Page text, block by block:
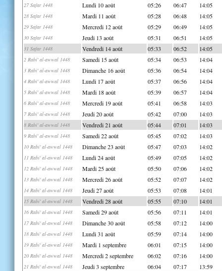
27 Safar 1448 Lundi 10 août 05:26 06:47 14:05
28 Safar 1448 Mardi 11 août 05:28 06:48 14:05
29 Safar 1448 Mercredi 12 août 05:29 06:49 14:05
30 Safar 1448 Jeudi 13 août 05:31 06:51 14:05
31 Safar 1448 Vendredi 14 août 05:33 06:52 14:05
2 Rabi' al-awwal 1448 Samedi 15 août 05:34 06:53 14:04
3 Rabi' al-awwal 1448 Dimanche 16 août 05:36 06:54 14:04
4 Rabi' al-awwal 1448 Lundi 17 août 05:37 06:56 14:04
5 Rabi' al-awwal 1448 Mardi 18 août 05:39 06:57 14:04
6 Rabi' al-awwal 1448 Mercredi 19 août 05:41 06:58 14:03
7 Rabi' al-awwal 1448 Jeudi 20 août 05:42 07:00 14:03
8 Rabi' al-awwal 1448 Vendredi 21 août 05:44 07:01 14:03
9 Rabi' al-awwal 1448 Samedi 22 août 05:45 07:02 14:03
10 Rabi' al-awwal 1448 Dimanche 23 août 05:47 07:03 14:02
11 Rabi' al-awwal 1448 Lundi 24 août 05:49 07:05 14:02
12 Rabi' al-awwal 1448 Mardi 25 août 05:50 07:06 14:02
13 Rabi' al-awwal 1448 Mercredi 26 août 05:52 07:07 14:02
14 Rabi' al-awwal 1448 Jeudi 27 août 05:53 07:08 14:01
15 Rabi' al-awwal 1448 Vendredi 28 août 05:55 07:10 14:01
16 Rabi' al-awwal 1448 Samedi 29 août 05:56 07:11 14:01
17 Rabi' al-awwal 1448 Dimanche 30 août 05:58 07:12 14:00
18 Rabi' al-awwal 1448 Lundi 31 août 05:59 07:14 14:00
19 Rabi' al-awwal 1448 Mardi 1 septembre 06:01 07:15 14:00
20 Rabi' al-awwal 1448 Mercredi 2 septembre 06:02 07:16 14:00
21 Rabi' al-awwal 1448 Jeudi 3 septembre 06:04 07:17 13:59